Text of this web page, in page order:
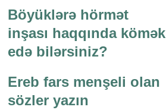
Böyüklərə hörmət
inşası haqqında kömək
edə bilərsiniz?
Ereb fars menşeli olan
sözler yazın